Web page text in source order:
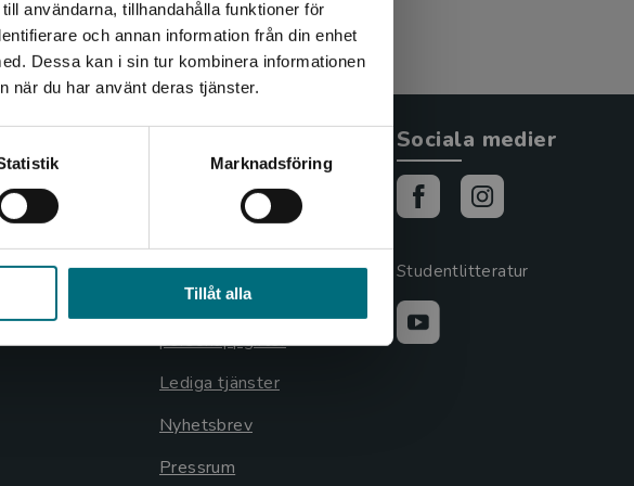
användarna, tillhandahålla funktioner för
och annan information från din enhet
Dessa kan i sin tur kombinera informationen
när du har använt deras tjänster.
Marknadsföring
Tillåt alla
via
leveranser
köp måste
00
svar
Cookieinställningar
GDPR och
personuppgifter
Lediga tjänster
Nyhetsbrev
Pressrum
Sociala medier
Studentlitteratur